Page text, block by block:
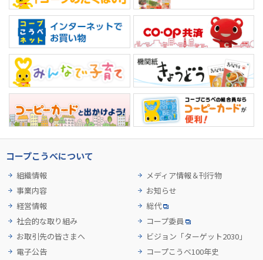
コープこうべについて
組織情報
事業内容
経営情報
社会的な取り組み
お取引先の皆さまへ
電子公告
メディア情報＆刊行物
お知らせ
総代
コープ委員
ビジョン「ターゲット2030」
コープこうべ100年史